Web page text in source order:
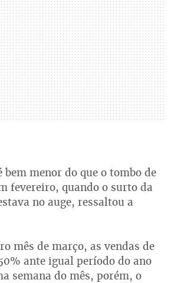
bem menor do que o tombo de
fevereiro, quando o surto da
no auge, ressaltou a
mês de março, as vendas de
ante igual período do ano
semana do mês, porém, o